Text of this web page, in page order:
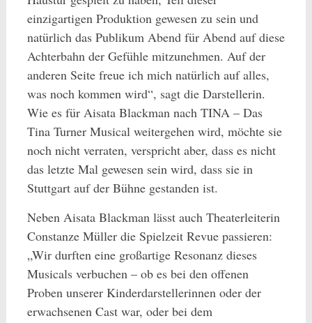
einzigartigen Produktion gewesen zu sein und
natürlich das Publikum Abend für Abend auf diese
Achterbahn der Gefühle mitzunehmen. Auf der
anderen Seite freue ich mich natürlich auf alles,
was noch kommen wird“, sagt die Darstellerin.
Wie es für Aisata Blackman nach TINA – Das
Tina Turner Musical weitergehen wird, möchte sie
noch nicht verraten, verspricht aber, dass es nicht
das letzte Mal gewesen sein wird, dass sie in
Stuttgart auf der Bühne gestanden ist.
Neben Aisata Blackman lässt auch Theaterleiterin
Constanze Müller die Spielzeit Revue passieren:
„Wir durften eine großartige Resonanz dieses
Musicals verbuchen – ob es bei den offenen
Proben unserer Kinderdarstellerinnen oder der
erwachsenen Cast war, oder bei dem